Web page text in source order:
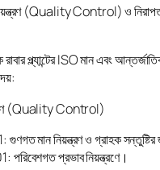
(Quality Control) ও
প্ল্যান্টের ISO মান এবং
(Quality Control)
মান নিয়ন্ত্রণ ও গ্রাহক
পরিবেশগত প্রভাব নিয়ন্ত্রণে।